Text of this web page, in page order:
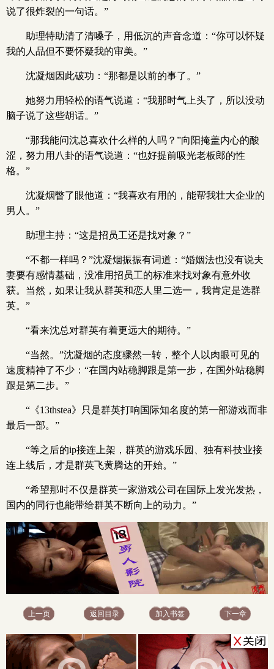
说了很炸裂的一句话。”
助理特助清了清嗓子，用低沉的声音念道：“你可以怀疑
我的人品但不要怀疑我的审美。”
沈凝烟因此破功：“那都是以前的事了。”
她努力用轻松的语气说道：“我那时气上头了，所以没动
脑子说了这些胡话。”
“那我能问沈总喜欢什么样的人吗？”向阳掩盖内心的酸
涩，努力用八卦的语气说道：“也好提前吸光老板郎的性
格。”
沈凝烟瞥了眼他道：“我喜欢有用的，能帮我壮大企业的
男人。”
助理主持：“这是招员工还是找对象？”
“不都一样吗？”沈凝烟振振有词道：“婚姻法也没有说夫
妻要有感情基础，没准用招员工的标准来找对象有意外收
获。当然，如果让我从群英和恋人里二选一，我肯定是选群
英。”
“看来沈总对群英有着更远大的期待。”
“当然。”沈凝烟的态度骤然一转，整个人以肉眼可见的
速度精神了不少：“在国内站稳脚跟是第一步，在国外站稳脚
跟是第二步。”
“《13thstea》只是群英打响国际知名度的第一部游戏而非
最后一部。”
“等之后的ip接连上架，群英的游戏乐园、独有科技业接
连上线后，才是群英飞黄腾达的开始。”
“希望那时不仅是群英一家游戏公司在国际上发光发热，
国内的同行也能带给群英不断向上的动力。”
x
上一页 返回目录 加入书签 下一章
x